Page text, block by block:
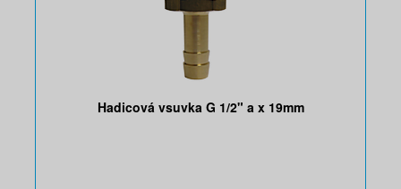
Hadicová vsuvka G 1/2" a x 19mm